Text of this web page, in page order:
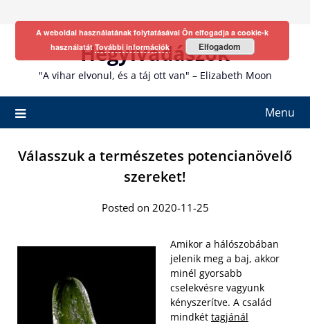
Hegyivadászok
"A vihar elvonul, és a táj ott van" – Elizabeth Moon
Menu
Válasszuk a természetes potencianövelő
szereket!
Posted on 2020-11-25
Amikor a hálószobában
jelenik meg a baj, akkor
minél gyorsabb
cselekvésre vagyunk
kényszerítve. A család
mindkét tagjánál
A weboldal használatának folytatásával Ön elfogadja a cookie-k
használatátTovábbi információk Elfogadom